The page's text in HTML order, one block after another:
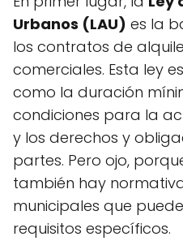
Urbanos (LAU) es la
los contratos de
comerciales. Esta ley
como la duración
condiciones para la
y los derechos y
partes. Pero ojo,
también hay
municipales que
requisitos específicos.